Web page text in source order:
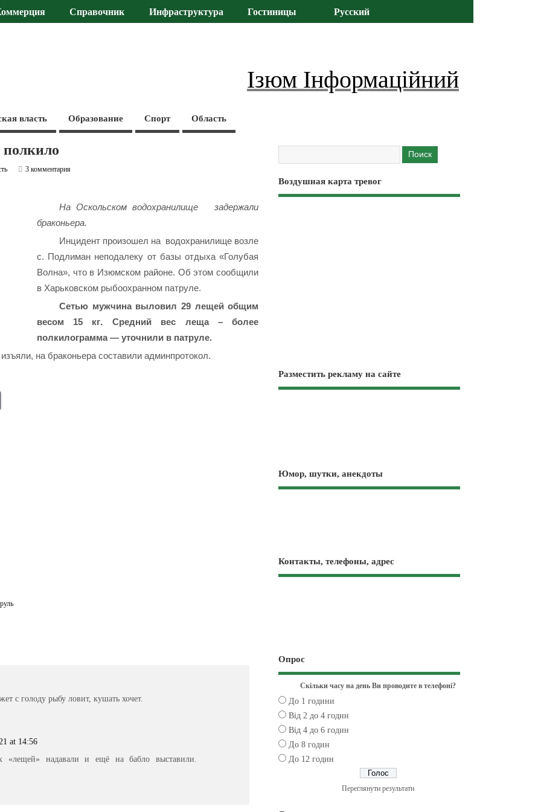
Справочник Инфраструктура Гостиницы Русский
Ізюм Інформаційний
власть Образование Спорт Область
3 комментария
На Оскольском водохранилище задержали
браконьера.
Инцидент произошел на водохранилище возле
с. Подлиман неподалеку от базы отдыха «Голубая
Волна», что в Изюмском районе. Об этом сообщили
в Харьковском рыбоохранном патруле.
Сетью мужчина выловил 29 лещей общим
весом 15 кг. Средний вес леща – более
полкилограмма — уточнили в патруле.
на браконьера составили админпротокол.
с голоду рыбу ловит, кушать хочет.
at 14:56
надавали и ещё на бабло выставили.
Воздушная карта тревог
Разместить рекламу на сайте
Юмор, шутки, анекдоты
Контакты, телефоны, адрес
Опрос
Скільки часу на день Ви проводите в телефоні?
До 1 години
Від 2 до 4 годин
Від 4 до 6 годин
До 8 годин
До 12 годин
Переглянути результати